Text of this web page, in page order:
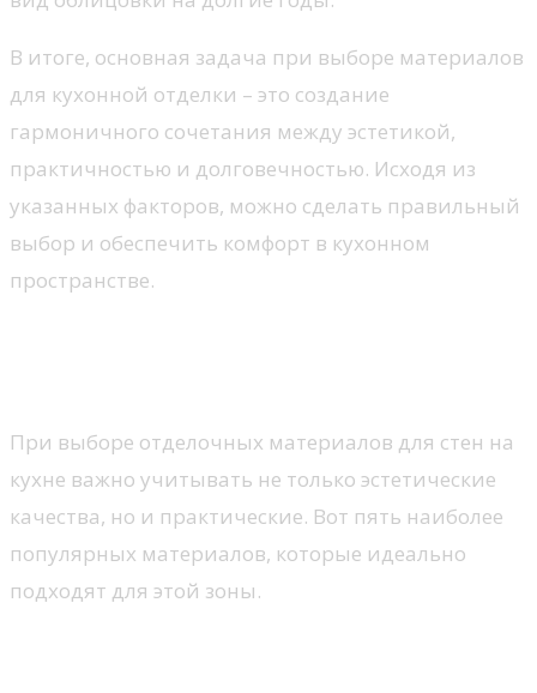
В итоге, основная задача при выборе материалов
для кухонной отделки – это создание
гармоничного сочетания между эстетикой,
практичностью и долговечностью. Исходя из
указанных факторов, можно сделать правильный
выбор и обеспечить комфорт в кухонном
пространстве.
При выборе отделочных материалов для стен на
кухне важно учитывать не только эстетические
качества, но и практические. Вот пять наиболее
популярных материалов, которые идеально
подходят для этой зоны.